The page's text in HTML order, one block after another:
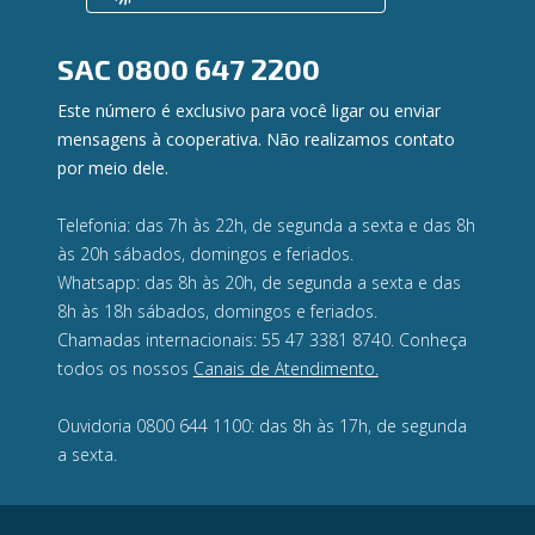
Ouvidoria
SAC 0800 647 2200
Este número é exclusivo para você ligar ou enviar
mensagens à cooperativa. Não realizamos contato
por meio dele.
Telefonia: das 7h às 22h, de segunda a sexta e das 8h
às 20h sábados, domingos e feriados.
Whatsapp: das 8h às 20h, de segunda a sexta e das
8h às 18h sábados, domingos e feriados.
Chamadas internacionais: 55 47 3381 8740. Conheça
todos os nossos Canais de Atendimento.
Ouvidoria 0800 644 1100: das 8h às 17h, de segunda
a sexta.